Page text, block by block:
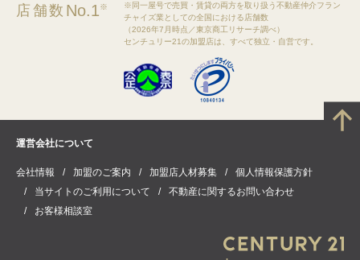
店舗数 No.1※
※同一屋号で売買・賃貸の両方を取り扱う不動産仲介フラン
チャイズ業としての全国における店舗数
（2026年7月時点／東京商工リサーチ調べ）
センチュリー21の加盟店は、すべて独立・自営です。
運営会社について
会社情報 加盟のご案内 加盟店人材募集
個人情報保護方針
当サイトのご利用について
不動産に関するお問い合わせ
お客様相談室